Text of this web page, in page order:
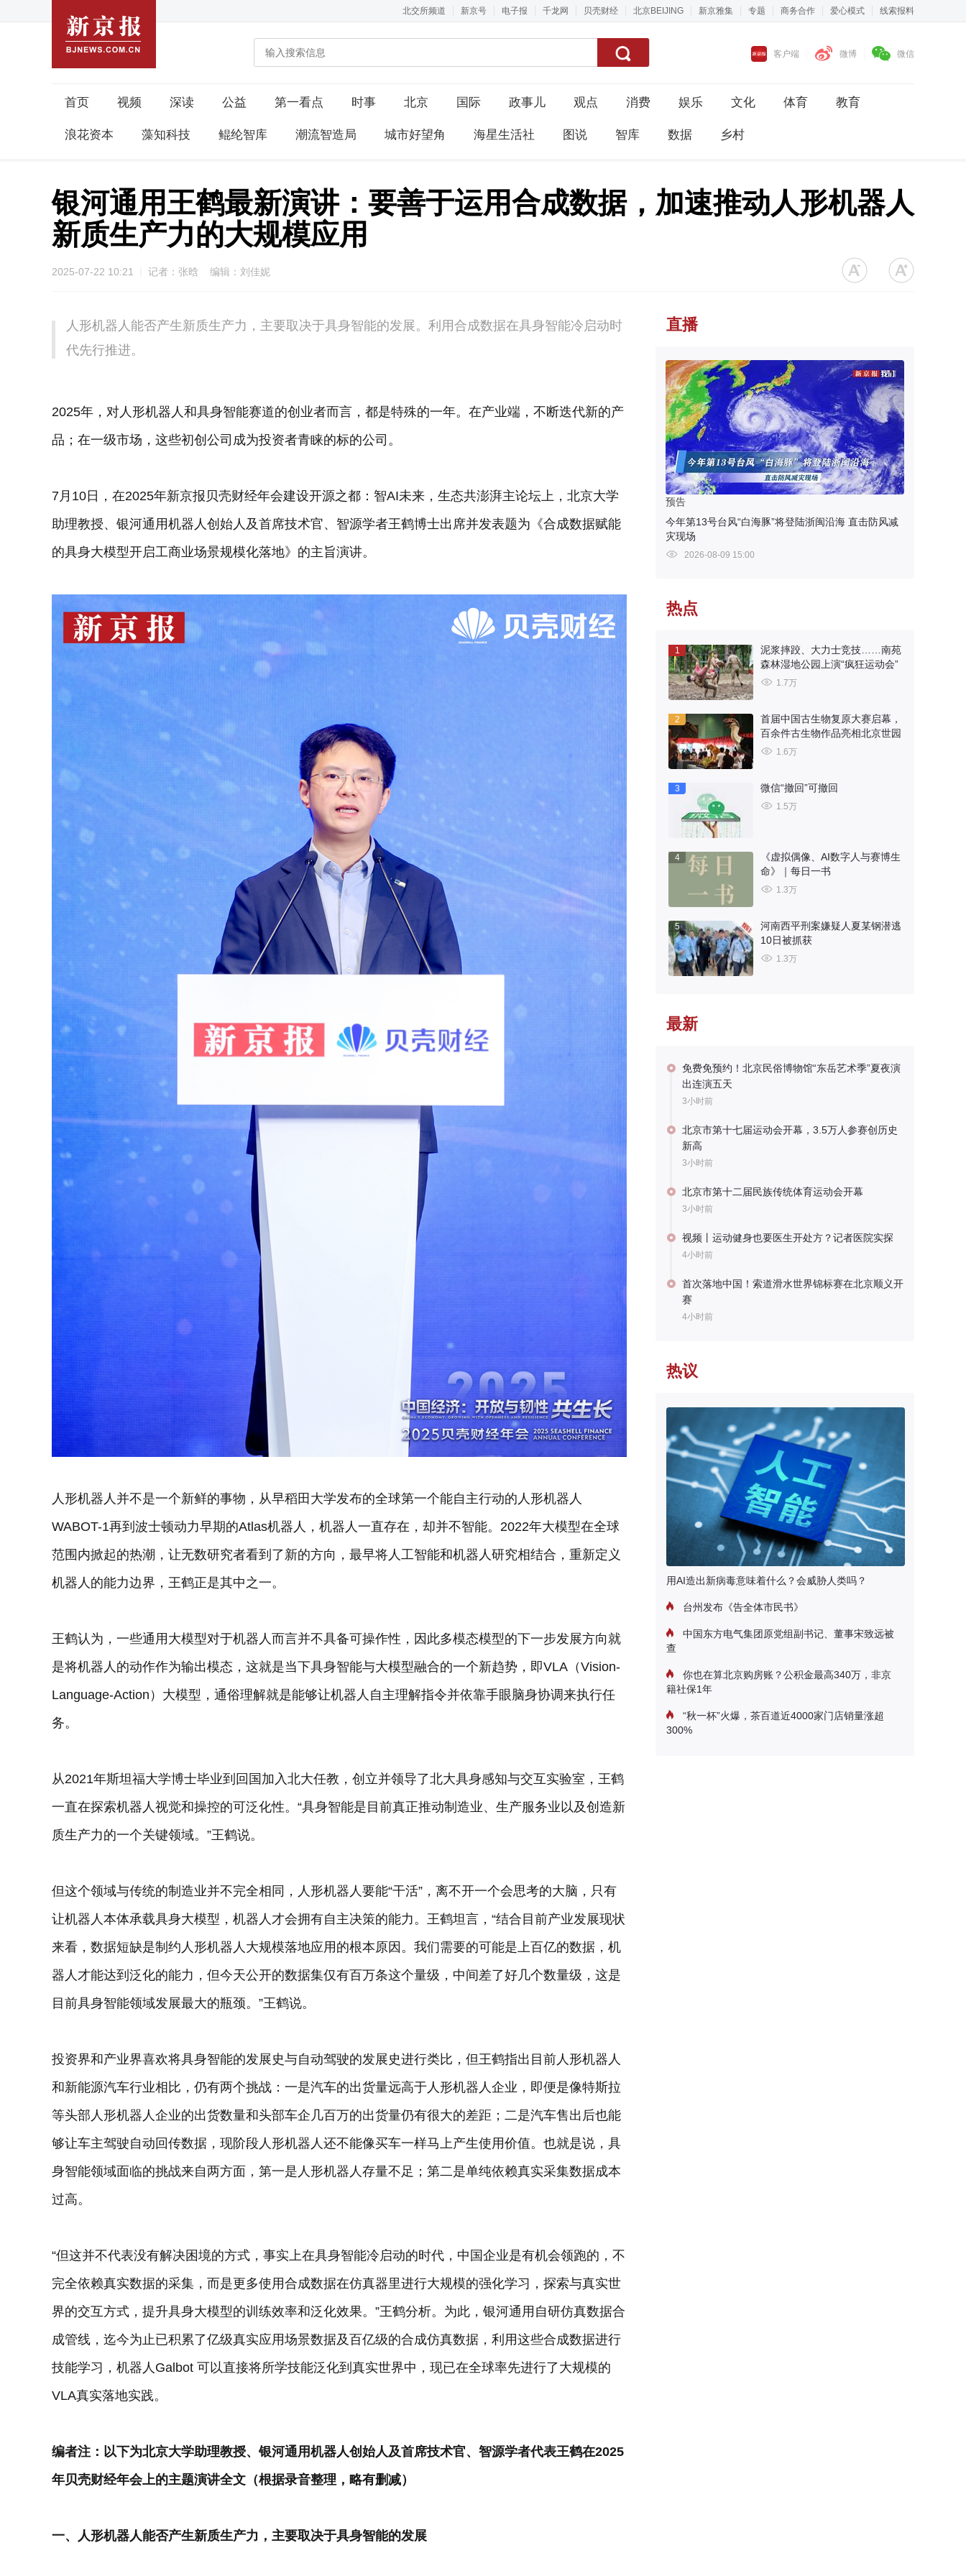
北交所频道 新京号 电子报 千龙网 贝壳财经 北京BEIJING 新京雅集 专题 商务合作 爱心模式 线索报料
客户端 微博 微信
首页 视频 深读 公益 第一看点 时事 北京 国际 政事儿 观点 消费 娱乐 文化 体育 教育
浪花资本 藻知科技 鲲纶智库 潮流智造局 城市好望角 海星生活社 图说 智库 数据 乡村
银河通用王鹤最新演讲：要善于运用合成数据，加速推动人形机器人
新质生产力的大规模应用
2025-07-22 10:21 记者：张晗 编辑：刘佳妮
人形机器人能否产生新质生产力，主要取决于具身智能的发展。利用合成数据在具身智能冷启动时
代先行推进。
2025年，对人形机器人和具身智能赛道的创业者而言，都是特殊的一年。在产业端，不断迭代新的产
品；在一级市场，这些初创公司成为投资者青睐的标的公司。
7月10日，在2025年新京报贝壳财经年会建设开源之都：智AI未来，生态共澎湃主论坛上，北京大学
助理教授、银河通用机器人创始人及首席技术官、智源学者王鹤博士出席并发表题为《合成数据赋能
的具身大模型开启工商业场景规模化落地》的主旨演讲。
人形机器人并不是一个新鲜的事物，从早稻田大学发布的全球第一个能自主行动的人形机器人
WABOT-1再到波士顿动力早期的Atlas机器人，机器人一直存在，却并不智能。2022年大模型在全球
范围内掀起的热潮，让无数研究者看到了新的方向，最早将人工智能和机器人研究相结合，重新定义
机器人的能力边界，王鹤正是其中之一。
王鹤认为，一些通用大模型对于机器人而言并不具备可操作性，因此多模态模型的下一步发展方向就
是将机器人的动作作为输出模态，这就是当下具身智能与大模型融合的一个新趋势，即VLA（Vision-
Language-Action）大模型，通俗理解就是能够让机器人自主理解指令并依靠手眼脑身协调来执行任
务。
从2021年斯坦福大学博士毕业到回国加入北大任教，创立并领导了北大具身感知与交互实验室，王鹤
一直在探索机器人视觉和操控的可泛化性。“具身智能是目前真正推动制造业、生产服务业以及创造新
质生产力的一个关键领域。”王鹤说。
但这个领域与传统的制造业并不完全相同，人形机器人要能“干活”，离不开一个会思考的大脑，只有
让机器人本体承载具身大模型，机器人才会拥有自主决策的能力。王鹤坦言，“结合目前产业发展现状
来看，数据短缺是制约人形机器人大规模落地应用的根本原因。我们需要的可能是上百亿的数据，机
器人才能达到泛化的能力，但今天公开的数据集仅有百万条这个量级，中间差了好几个数量级，这是
目前具身智能领域发展最大的瓶颈。”王鹤说。
投资界和产业界喜欢将具身智能的发展史与自动驾驶的发展史进行类比，但王鹤指出目前人形机器人
和新能源汽车行业相比，仍有两个挑战：一是汽车的出货量远高于人形机器人企业，即便是像特斯拉
等头部人形机器人企业的出货数量和头部车企几百万的出货量仍有很大的差距；二是汽车售出后也能
够让车主驾驶自动回传数据，现阶段人形机器人还不能像买车一样马上产生使用价值。也就是说，具
身智能领域面临的挑战来自两方面，第一是人形机器人存量不足；第二是单纯依赖真实采集数据成本
过高。
“但这并不代表没有解决困境的方式，事实上在具身智能冷启动的时代，中国企业是有机会领跑的，不
完全依赖真实数据的采集，而是更多使用合成数据在仿真器里进行大规模的强化学习，探索与真实世
界的交互方式，提升具身大模型的训练效率和泛化效果。”王鹤分析。为此，银河通用自研仿真数据合
成管线，迄今为止已积累了亿级真实应用场景数据及百亿级的合成仿真数据，利用这些合成数据进行
技能学习，机器人Galbot 可以直接将所学技能泛化到真实世界中，现已在全球率先进行了大规模的
VLA真实落地实践。
编者注：以下为北京大学助理教授、银河通用机器人创始人及首席技术官、智源学者代表王鹤在2025
年贝壳财经年会上的主题演讲全文（根据录音整理，略有删减）
一、人形机器人能否产生新质生产力，主要取决于具身智能的发展
直播
预告
今年第13号台风“白海豚”将登陆浙闽沿海 直击防风减
灾现场
2026-08-09 15:00
热点
1
泥浆摔跤、大力士竞技……南苑
森林湿地公园上演“疯狂运动会”
1.7万
2
首届中国古生物复原大赛启幕，
百余件古生物作品亮相北京世园
1.6万
3 微信“撤回”可撤回
1.5万
4
《虚拟偶像、AI数字人与赛博生
命》｜每日一书
1.3万
5
河南西平刑案嫌疑人夏某钢潜逃
10日被抓获
1.3万
最新
免费免预约！北京民俗博物馆“东岳艺术季”夏夜演
出连演五天
3小时前
北京市第十七届运动会开幕，3.5万人参赛创历史
新高
3小时前
北京市第十二届民族传统体育运动会开幕
3小时前
视频丨运动健身也要医生开处方？记者医院实探
4小时前
首次落地中国！索道滑水世界锦标赛在北京顺义开
赛
4小时前
热议
用AI造出新病毒意味着什么？会威胁人类吗？
台州发布《告全体市民书》
中国东方电气集团原党组副书记、董事宋致远被
查
你也在算北京购房账？公积金最高340万，非京
籍社保1年
“秋一杯”火爆，茶百道近4000家门店销量涨超
300%